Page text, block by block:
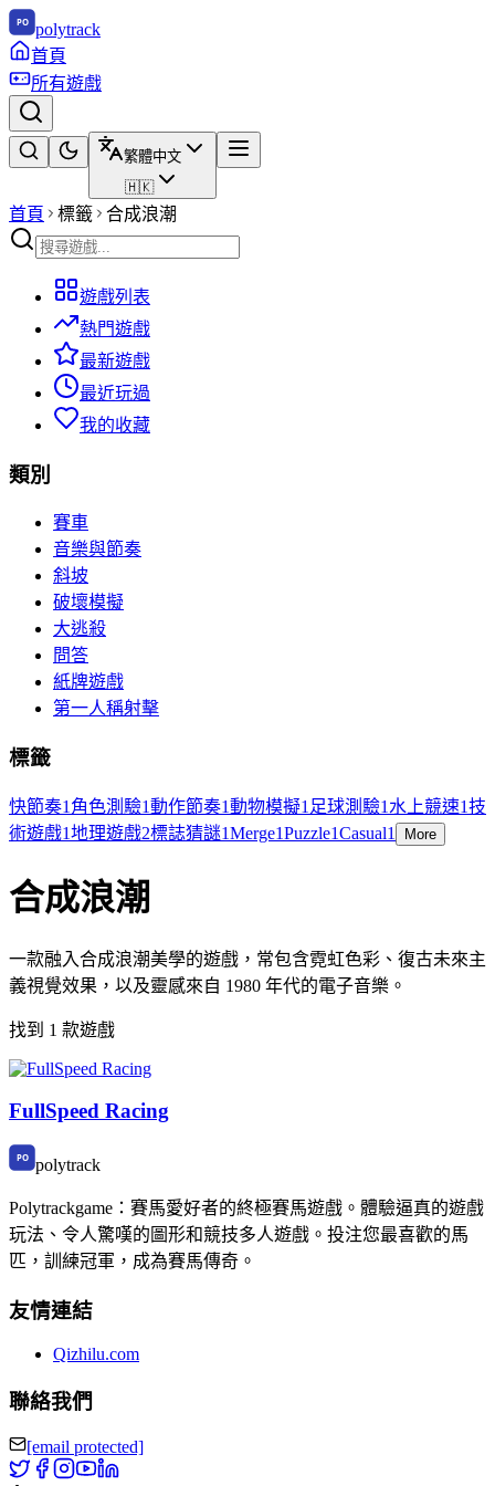
polytrack
首頁
所有遊戲
繁體中文
🇭🇰
首頁 標籤 合成浪潮
遊戲列表
熱門遊戲
最新遊戲
最近玩過
我的收藏
類別
賽車
音樂與節奏
斜坡
破壞模擬
大逃殺
問答
紙牌遊戲
第一人稱射擊
標籤
快節奏1 角色測驗1動作節奏1動物模擬1 足球測驗1 水上競速1技
術遊戲1地理遊戲2標誌猜謎1Merge1Puzzle1Casual1 More
合成浪潮
一款融入合成浪潮美學的遊戲，常包含霓虹色彩、復古未來主
義視覺效果，以及靈感來自 1980 年代的電子音樂。
找到 1 款遊戲
FullSpeed Racing
polytrack
Polytrackgame：賽馬愛好者的終極賽馬遊戲。體驗逼真的遊戲
玩法、令人驚嘆的圖形和競技多人遊戲。投注您最喜歡的馬
匹，訓練冠軍，成為賽馬傳奇。
友情連結
Qizhilu.com
聯絡我們
[email protected]